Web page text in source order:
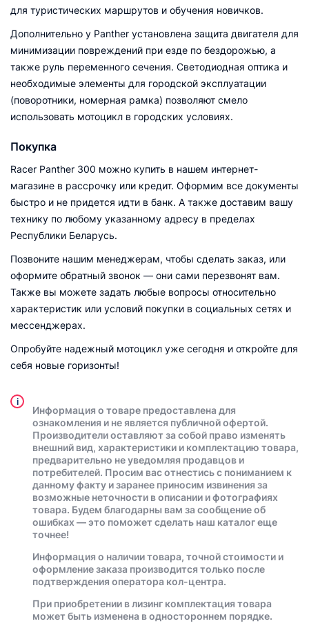
для туристических маршрутов и обучения новичков.
Дополнительно у Panther установлена защита двигателя для
минимизации повреждений при езде по бездорожью, а
также руль переменного сечения. Светодиодная оптика и
необходимые элементы для городской эксплуатации
(поворотники, номерная рамка) позволяют смело
использовать мотоцикл в городских условиях.
Покупка
Racer Panther 300 можно купить в нашем интернет-
магазине в рассрочку или кредит. Оформим все документы
быстро и не придется идти в банк. А также доставим вашу
технику по любому указанному адресу в пределах
Республики Беларусь.
Позвоните нашим менеджерам, чтобы сделать заказ, или
оформите обратный звонок — они сами перезвонят вам.
Также вы можете задать любые вопросы относительно
характеристик или условий покупки в социальных сетях и
мессенджерах.
Опробуйте надежный мотоцикл уже сегодня и откройте для
себя новые горизонты!
i
Информация о товаре предоставлена для
ознакомления и не является публичной офертой.
Производители оставляют за собой право изменять
внешний вид, характеристики и комплектацию товара,
предварительно не уведомляя продавцов и
потребителей. Просим вас отнестись с пониманием к
данному факту и заранее приносим извинения за
возможные неточности в описании и фотографиях
товара. Будем благодарны вам за сообщение об
ошибках — это поможет сделать наш каталог еще
точнее!
Информация о наличии товара, точной стоимости и
оформление заказа производится только после
подтверждения оператора кол-центра.
При приобретении в лизинг комплектация товара
может быть изменена в одностороннем порядке.